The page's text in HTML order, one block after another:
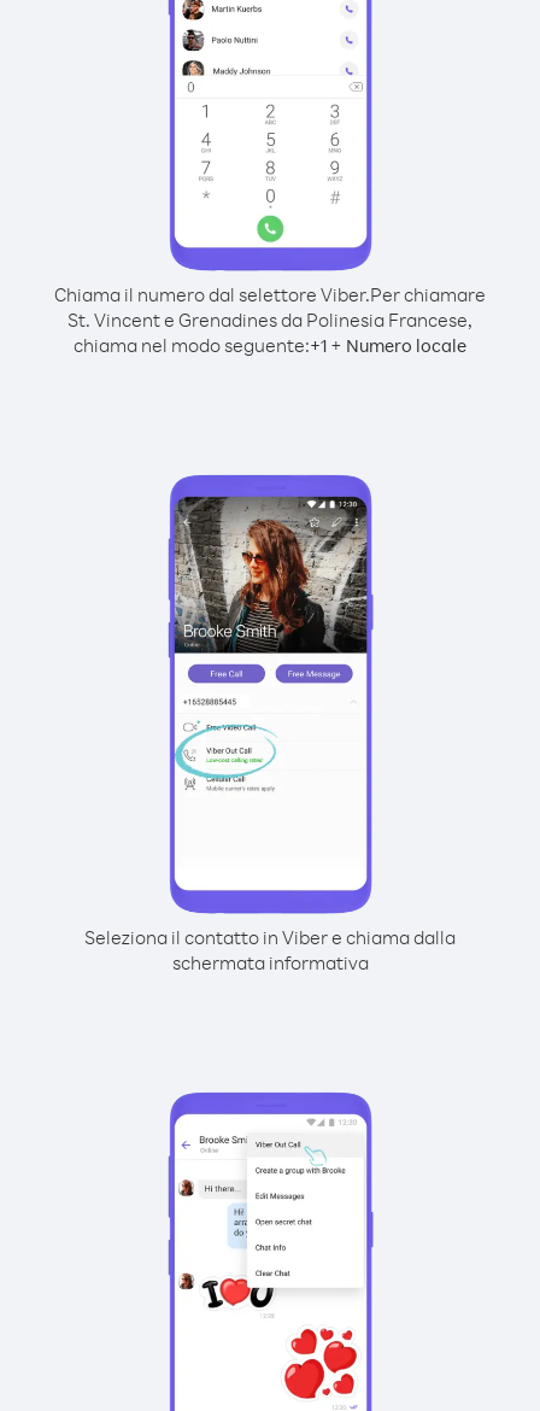
Chiama il numero dal selettore Viber.Per chiamare
St. Vincent e Grenadines da Polinesia Francese,
chiama nel modo seguente:+1 + Numero locale
Seleziona il contatto in Viber e chiama dalla
schermata informativa